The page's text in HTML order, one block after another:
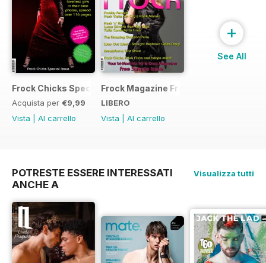
Frock Chicks Special Issue
Acquista per €9,99
Vista
Al carrello
Frock Magazine Free Sample Issue
LIBERO
Vista
Al carrello
+
See All
POTRESTE ESSERE INTERESSATI
ANCHE A
Visualizza tutti